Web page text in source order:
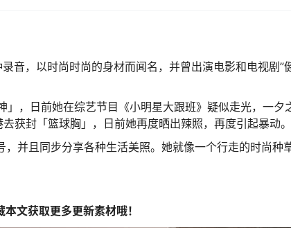
音，以时尚时尚的身材而闻名，并曾出演电影和电视剧”
，日前她在综艺节目《小明星大跟班》疑似走光，一夕
获封「篮球胸」，日前她再度晒出辣照，再度引起暴动。
并且同步分享各种生活美照。她就像一个行走的时尚种
文获取更多更新素材哦！